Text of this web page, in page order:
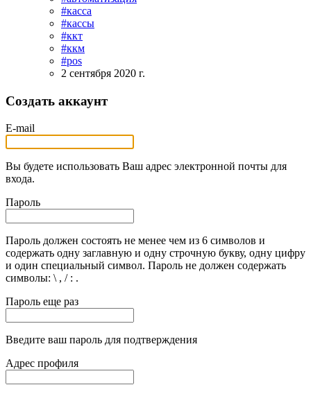
#касса
#кассы
#ккт
#ккм
#pos
2 сентября 2020 г.
Создать аккаунт
E-mail
Вы будете использовать Ваш адрес электронной почты для
входа.
Пароль
Пароль должен состоять не менее чем из 6 символов и
содержать одну заглавную и одну строчную букву, одну цифру
и один специальный символ. Пароль не должен содержать
символы: \ , / : .
Пароль еще раз
Введите ваш пароль для подтверждения
Адрес профиля